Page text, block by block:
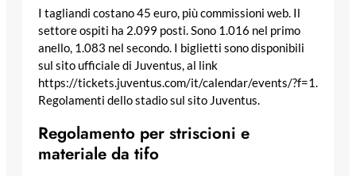
I tagliandi costano 45 euro, più commissioni web. Il
settore ospiti ha 2.099 posti. Sono 1.016 nel primo
anello, 1.083 nel secondo. I biglietti sono disponibili
sul sito ufficiale di Juventus, al link
https://tickets.juventus.com/it/calendar/events/?f=1.
Regolamenti dello stadio sul sito Juventus.
Regolamento per striscioni e
materiale da tifo